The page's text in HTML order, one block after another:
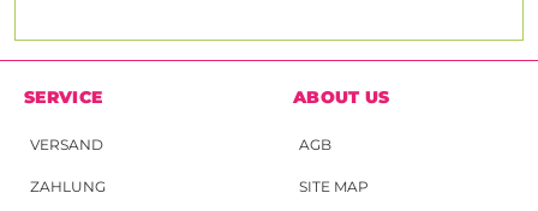
SERVICE
VERSAND
ZAHLUNG
ABOUT US
AGB
SITE MAP